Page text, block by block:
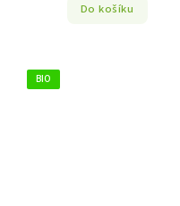
Do košíku
BIO